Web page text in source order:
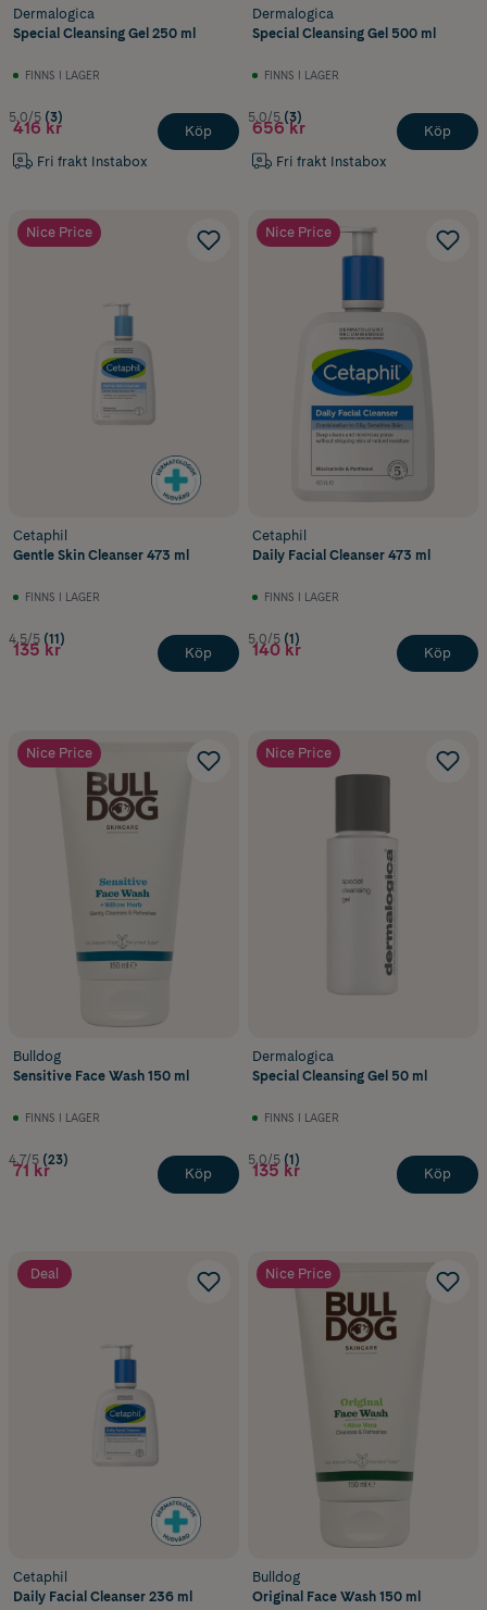
Dermalogica
Special Cleansing Gel 250 ml
FINNS I LAGER
5.0/5 (3)
416 kr
Fri frakt Instabox
Köp
Dermalogica
Special Cleansing Gel 500 ml
FINNS I LAGER
5.0/5 (3)
656 kr
Fri frakt Instabox
Köp
Nice Price
Cetaphil
Gentle Skin Cleanser 473 ml
FINNS I LAGER
4.5/5 (11)
135 kr Köp
Nice Price
Cetaphil
Daily Facial Cleanser 473 ml
FINNS I LAGER
5.0/5 (1)
140 kr Köp
Nice Price
Bulldog
Sensitive Face Wash 150 ml
FINNS I LAGER
4.7/5 (23)
71 kr Köp
Nice Price
Dermalogica
Special Cleansing Gel 50 ml
FINNS I LAGER
5.0/5 (1)
135 kr Köp
Deal
Cetaphil
Daily Facial Cleanser 236 ml
Nice Price
Bulldog
Original Face Wash 150 ml